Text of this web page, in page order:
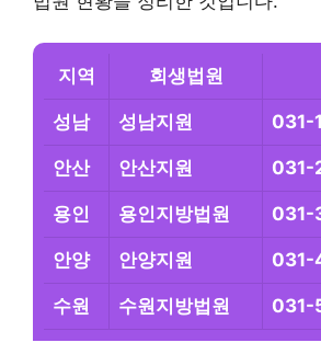
지역 회생법원
성남 성남지원 031-
안산 안산지원 031-
용인 용인지방법원 031-
안양 안양지원 031-
수원 수원지방법원 031-